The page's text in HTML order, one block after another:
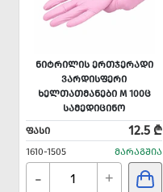
ᲜᲘᲢᲠᲘᲚᲘᲡ ᲔᲠᲗᲯᲔᲠᲐᲓᲘ
ᲕᲐᲠᲓᲘᲡᲤᲔᲠᲘ
ᲮᲔᲚᲗᲐᲗᲛᲐᲜᲔᲑᲘ M 100Ც
ᲡᲐᲛᲔᲓᲘᲪᲘᲜᲝ
ᲤᲐᲡᲘ
12.5 ₾
1610-1505 ᲛᲐᲠᲐᲒᲨᲘᲐ
- +